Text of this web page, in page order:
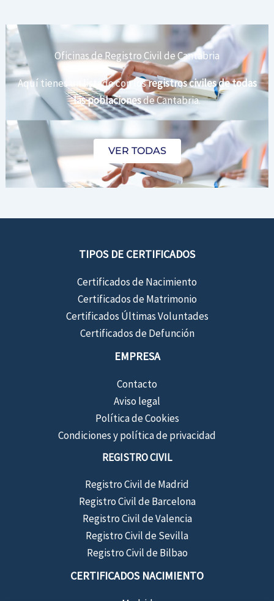
Oficinas de Registro Civil de Cantabria
Aquí tienes un listado con losregistros civiles de todas
las poblacionesde Cantabria.
VER TODAS
TIPOS DE CERTIFICADOS
Certificados de Nacimiento
Certificados de Matrimonio
Certificados Últimas Voluntades
Certificados de Defunción
EMPRESA
Contacto
Aviso legal
Política de Cookies
Condiciones y política de privacidad
REGISTRO CIVIL
Registro Civil de Madrid
Registro Civil de Barcelona
Registro Civil de Valencia
Registro Civil de Sevilla
Registro Civil de Bilbao
CERTIFICADOS NACIMIENTO